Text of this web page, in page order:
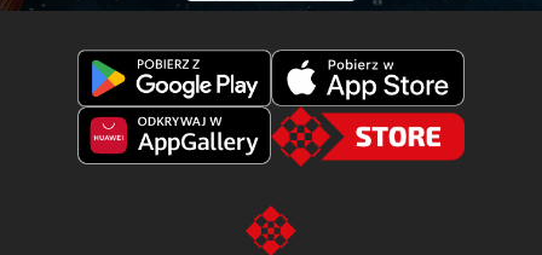
Pobierz
Fishing
Pobierz
Fishing
z
Apple
to
the